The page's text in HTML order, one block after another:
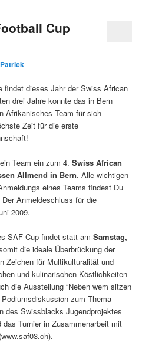
Cup
Patrick
findet dieses Jahr der Swiss African
drei Jahre konnte das in Bern
Afrikanisches Team für sich
Zeit für die erste
Team ein zum 4.Swiss African
Allmend in Bern. Alle wichtigen
eines Teams findest Du
Anmeldeschluss für die
2009.
SAF Cup findet statt amSamstag,
die ideale Überbrückung der
Zeichen für Multikulturalität und
und kulinarischen Köstlichkeiten
die Ausstellung “Neben wem sitzen
zum Thema
des Swissblacks Jugendprojektes
Turnier in Zusammenarbeit mit